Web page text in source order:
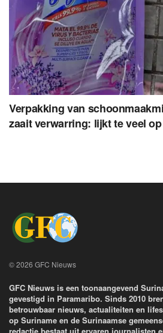
Verpakking van
zaait verwarring: lijkt te veel
© 2026 GFC Nieuws
GFC Nieuws is een toonaangevend
gevestigd in Paramaribo. Sinds 2010
betrouwbaar nieuws, actualiteiten en
op Suriname en de Surinaamse